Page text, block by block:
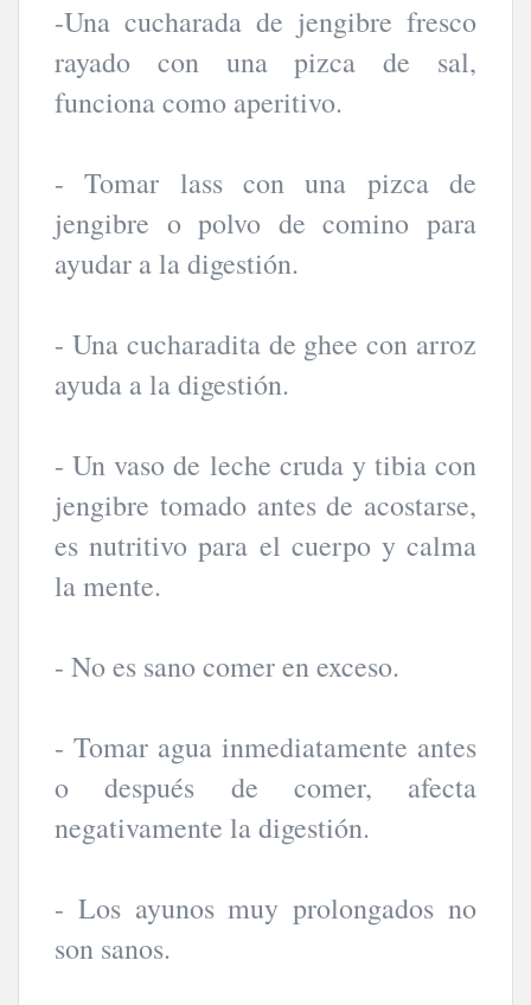
-Una cucharada de jengibre fresco
rayado con una pizca de sal,
funciona como aperitivo.
- Tomar lass con una pizca de
jengibre o polvo de comino para
ayudar a la digestión.
- Una cucharadita de ghee con arroz
ayuda a la digestión.
- Un vaso de leche cruda y tibia con
jengibre tomado antes de acostarse,
es nutritivo para el cuerpo y calma
la mente.
- No es sano comer en exceso.
- Tomar agua inmediatamente antes
o después de comer, afecta
negativamente la digestión.
- Los ayunos muy prolongados no
son sanos.